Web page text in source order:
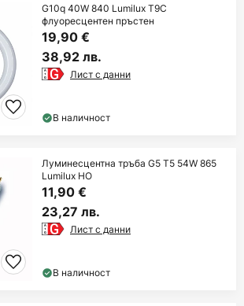
G10q 40W 840 Lumilux T9C
флуоресцентен пръстен
19,90 €
38,92 лв.
Лист с данни
В наличност
Луминесцентна тръба G5 T5 54W 865
Lumilux HO
11,90 €
23,27 лв.
Лист с данни
В наличност